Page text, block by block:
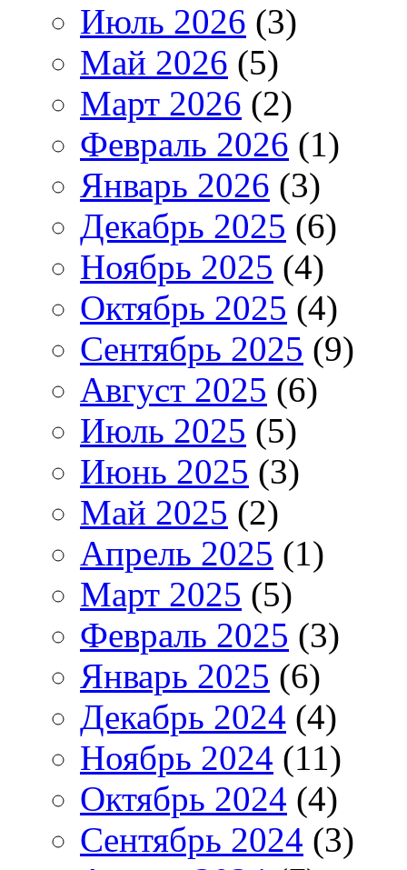
Июль 2026 (3)
Май 2026 (5)
Март 2026 (2)
Февраль 2026 (1)
Январь 2026 (3)
Декабрь 2025 (6)
Ноябрь 2025 (4)
Октябрь 2025 (4)
Сентябрь 2025 (9)
Август 2025 (6)
Июль 2025 (5)
Июнь 2025 (3)
Май 2025 (2)
Апрель 2025 (1)
Март 2025 (5)
Февраль 2025 (3)
Январь 2025 (6)
Декабрь 2024 (4)
Ноябрь 2024 (11)
Октябрь 2024 (4)
Сентябрь 2024 (3)